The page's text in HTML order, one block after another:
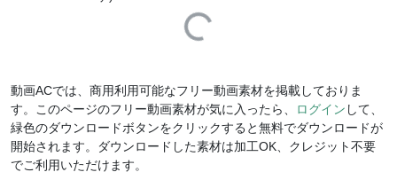
Loading...
動画ACでは、商用利用可能なフリー動画素材を掲載しておりま
す。このページのフリー動画素材が気に入ったら、
ログイン して、
緑色のダウンロードボタンをクリックすると無料でダウンロードが
開始されます。ダウンロードした素材は加工OK、クレジット不要
でご利用いただけます。